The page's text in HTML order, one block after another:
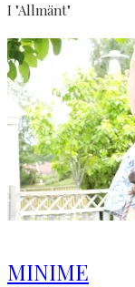
I "Allmänt"
MINIME